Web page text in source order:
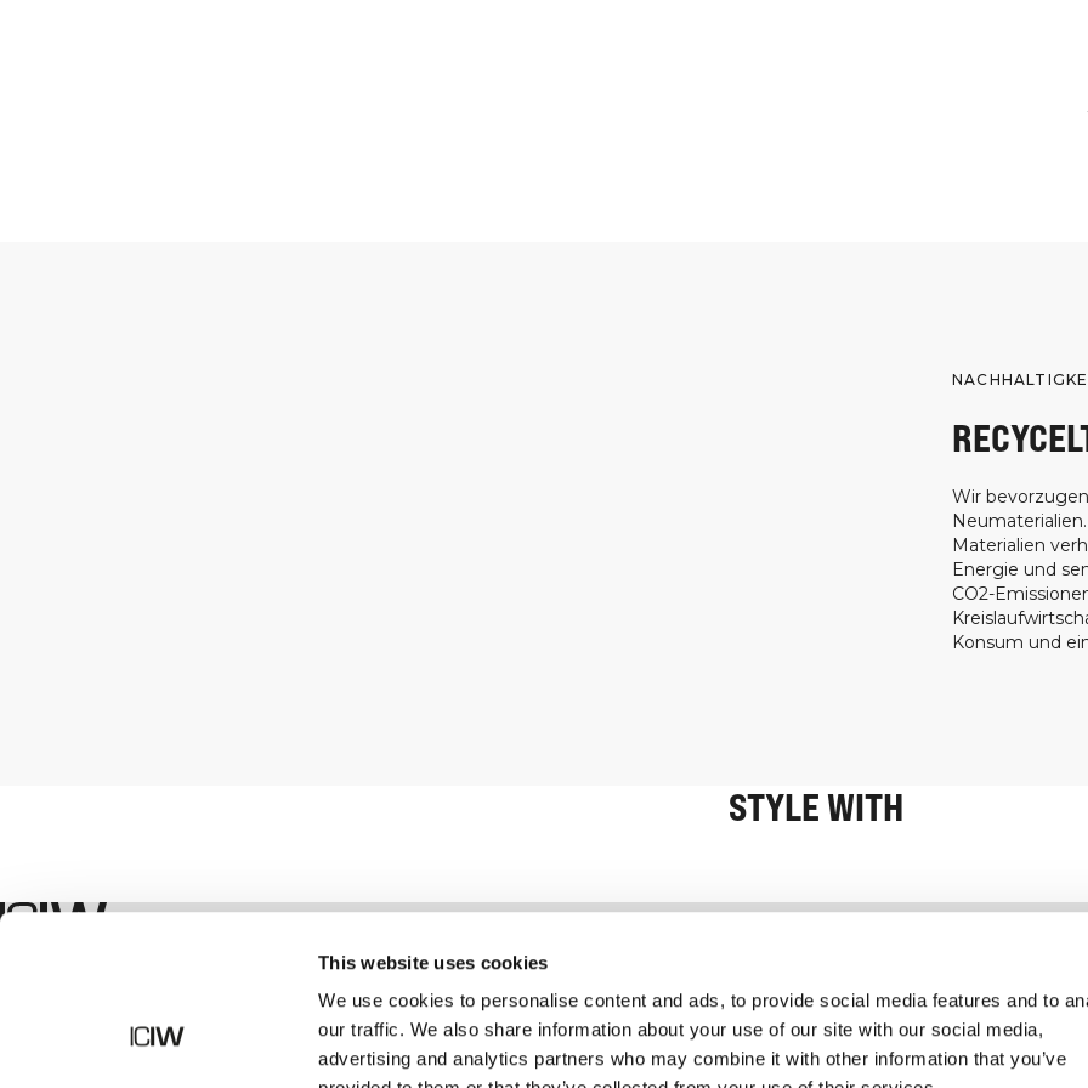
This website uses cookies
We use cookies to personalise content and ads, to provide social media features and to
our traffic. We also share information about your use of our site with our social media,
advertising and analytics partners who may combine it with other information that you’ve
Wir
Materialien
Energie und
CO2-
Konsum und
STYLE WITH